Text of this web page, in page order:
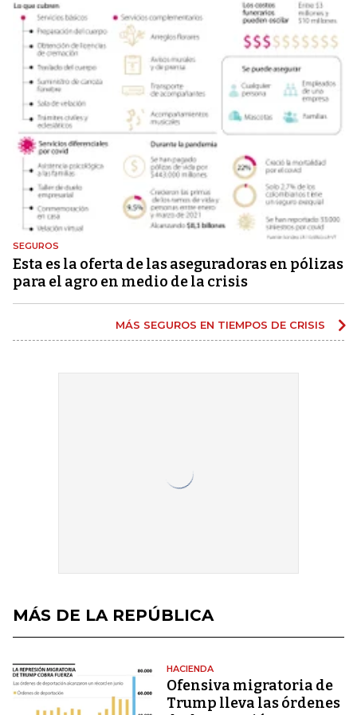
SEGUROS
Esta es la oferta de las aseguradoras en pólizas
para el agro en medio de la crisis
MÁS SEGUROS EN TIEMPOS DE CRISIS
MÁS DE LA REPÚBLICA
HACIENDA
Ofensiva migratoria de
Trump lleva las órdenes